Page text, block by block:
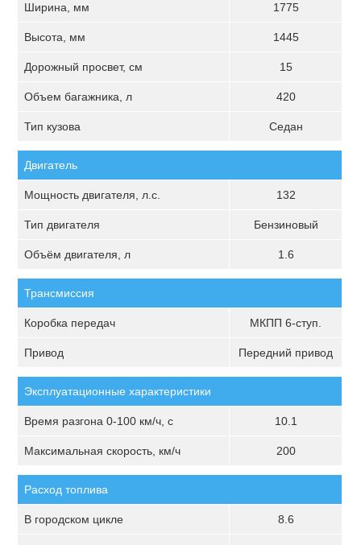
Ширина, мм 1775
Высота, мм 1445
Дорожный просвет, см 15
Объем багажника, л 420
Тип кузова Седан
Двигатель
Мощность двигателя, л.с. 132
Тип двигателя Бензиновый
Объём двигателя, л 1.6
Трансмиссия
Коробка передач МКПП 6-ступ.
Привод Передний привод
Эксплуатационные характеристики
Время разгона 0-100 км/ч, с 10.1
Максимальная скорость, км/ч 200
Расход топлива
В городском цикле 8.6